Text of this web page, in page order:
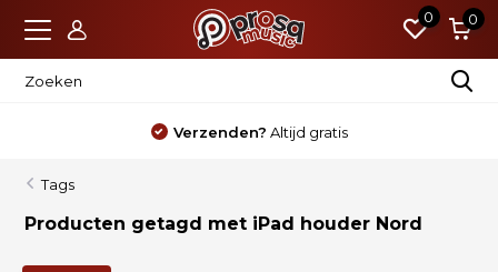
0 0
Verzenden? Altijd gratis
Tags
Producten getagd met iPad houder Nord